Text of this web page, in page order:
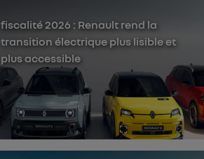
fiscalité 2026 : Renault rend la
transition électrique plus lisible et
plus accessible